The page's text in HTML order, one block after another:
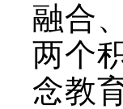
融合
两个
念教